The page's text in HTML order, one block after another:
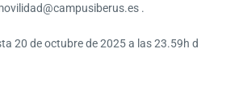
.
20 de octubre de 2025 a las 23.59h d